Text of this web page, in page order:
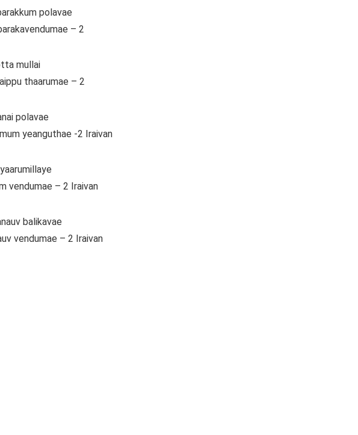
polavae
– 2
mullai
thaarumae – 2
polavae
yeanguthae -2 Iraivan
vendumae – 2 Iraivan
balikavae
vendumae – 2 Iraivan